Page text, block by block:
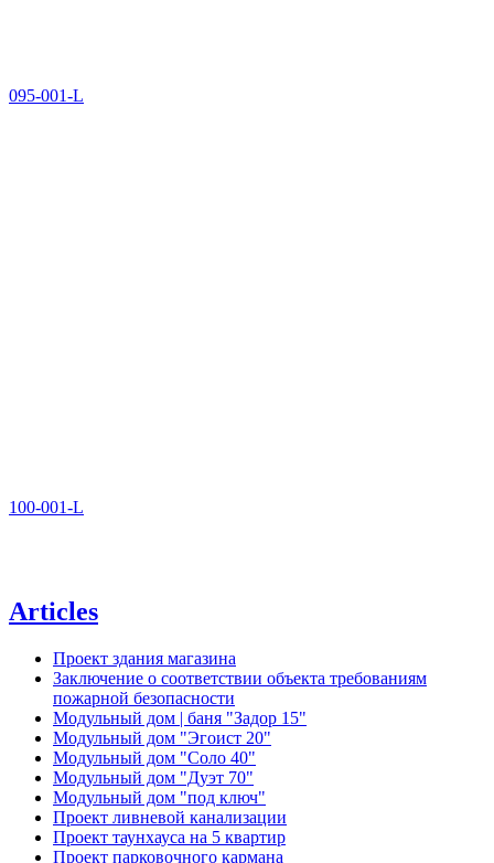
095-001-L
100-001-L
Articles
Проект здания магазина
Заключение о соответствии объекта требованиям
пожарной безопасности
Модульный дом | баня "Задор 15"
Модульный дом "Эгоист 20"
Модульный дом "Соло 40"
Модульный дом "Дуэт 70"
Модульный дом "под ключ"
Проект ливневой канализации
Проект таунхауса на 5 квартир
Проект парковочного кармана